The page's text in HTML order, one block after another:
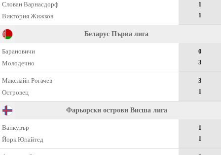
Слован Варнасдорф
Виктория Жижков
1
1
Беларус Първа лига
Барановичи
Молодечно
0
3
Макслайн Рогачев
Островец
3
1
Фарьорски острови Висша лига
Ванкувър
Йорк Юнайтед
1
1